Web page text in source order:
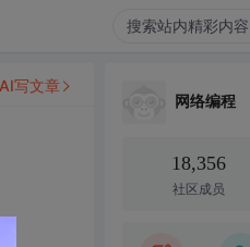
写文章
网络编程
18,356
社区成员